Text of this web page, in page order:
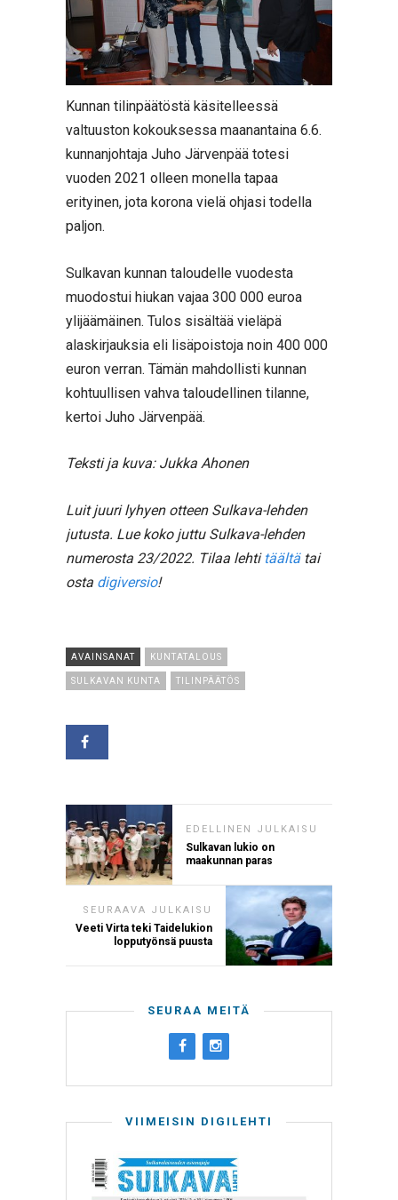
Kunnan tilinpäätöstä käsitelleessä
valtuuston kokouksessa maanantaina 6.6.
kunnanjohtaja Juho Järvenpää totesi
vuoden 2021 olleen monella tapaa
erityinen, jota korona vielä ohjasi todella
paljon.
Sulkavan kunnan taloudelle vuodesta
muodostui hiukan vajaa 300 000 euroa
ylijäämäinen. Tulos sisältää vieläpä
alaskirjauksia eli lisäpoistoja noin 400 000
euron verran. Tämän mahdollisti kunnan
kohtuullisen vahva taloudellinen tilanne,
kertoi Juho Järvenpää.
Teksti ja kuva: Jukka Ahonen
Luit juuri lyhyen otteen Sulkava-lehden
jutusta. Lue koko juttu Sulkava-lehden
numerosta 23/2022. Tilaa lehti täältätai
osta digiversio!
AVAINSANAT KUNTATALOUS
SULKAVAN KUNTA TILINPÄÄTÖS
EDELLINEN JULKAISU
Sulkavan lukio on
maakunnan paras
SEURAAVA JULKAISU
Veeti Virta teki Taidelukion
lopputyönsä puusta
SEURAA MEITÄ
VIIMEISIN DIGILEHTI